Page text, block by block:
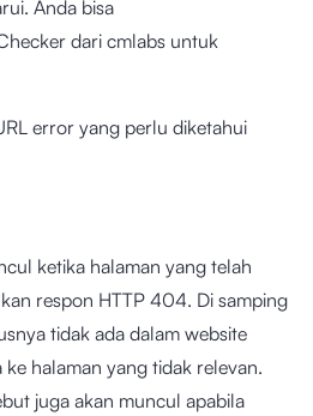
Anda bisa
dari cmlabs untuk
error yang perlu diketahui
ketika halaman yang telah
respon HTTP 404. Di samping
tidak ada dalam website
halaman yang tidak relevan.
juga akan muncul apabila